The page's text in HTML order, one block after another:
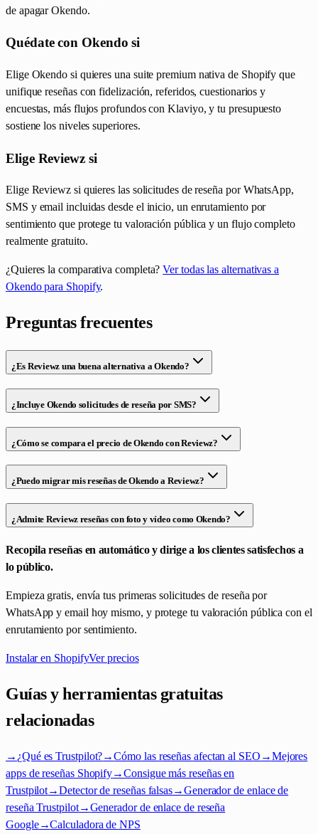
de apagar Okendo.
Quédate con Okendo si
Elige Okendo si quieres una suite premium nativa de Shopify que
unifique reseñas con fidelización, referidos, cuestionarios y
encuestas, más flujos profundos con Klaviyo, y tu presupuesto
sostiene los niveles superiores.
Elige Reviewz si
Elige Reviewz si quieres las solicitudes de reseña por WhatsApp,
SMS y email incluidas desde el inicio, un enrutamiento por
sentimiento que protege tu valoración pública y un flujo completo
realmente gratuito.
¿Quieres la comparativa completa?Ver todas las alternativas a
Okendo para Shopify.
Preguntas frecuentes
¿Es Reviewz una buena alternativa a Okendo?
¿Incluye Okendo solicitudes de reseña por SMS?
¿Cómo se compara el precio de Okendo con Reviewz?
¿Puedo migrar mis reseñas de Okendo a Reviewz?
¿Admite Reviewz reseñas con foto y vídeo como Okendo?
Recopila reseñas en automático y dirige a los clientes satisfechos a
lo público.
Empieza gratis, envía tus primeras solicitudes de reseña por
WhatsApp y email hoy mismo, y protege tu valoración pública con el
enrutamiento por sentimiento.
Instalar en ShopifyVer precios
Guías y herramientas gratuitas
relacionadas
→ ¿Qué es Trustpilot?→Cómo las reseñas afectan al SEO →Mejores
apps de reseñas Shopify→Consigue más reseñas en
Trustpilot→Detector de reseñas falsas→Generador de enlace de
reseña Trustpilot→Generador de enlace de reseña
Google→Calculadora de NPS